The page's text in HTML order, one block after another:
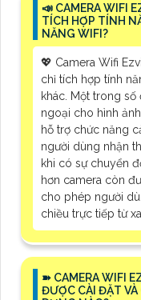
📣 CAMERA WIFI
TÍCH HỢP TÍNH
NĂNG WIFI?
💖 Camera Wifi
chỉ tích hợp tính
khác. Một trong
ngoại cho hình
hỗ trợ chức năng
người dùng nhận
khi có sự chuyển
hơn camera còn
cho phép người
chiều trực tiếp từ xa.
➽ CAMERA WIFI
ĐƯỢC CÀI ĐẶT VÀ